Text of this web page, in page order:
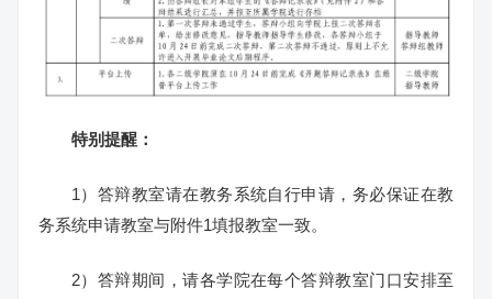
特别提醒：
1）答辩教室请在教务系统自行申请，务必保证在教
务系统申请教室与附件1填报教室一致。
2）答辩期间，请各学院在每个答辩教室门口安排至